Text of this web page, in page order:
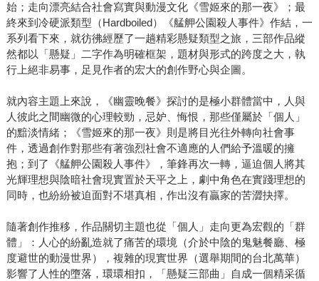
始；走向漂亮結合社會寫實與動漫文化《雪姬來的那一夜》；最
終來到冷硬派類型（Hardboiled）《艋舺公園殺人事件》作結，一
系列看下來，就彷彿經歷了一趟精彩懸疑類型之旅，三部作品縱
然都以「懸疑」二字作為明確框架，題材與形式的跨度之大，執
行上絕非易事，足見作者的宏大的創作野心與企圖。
就內容主題上來說，《幽靈晚餐》探討的是極小群體當中，人與
人彼此之間幽微的心理較勁，忌妒、悔恨，那些僅屬於「個人」
的黯淡情緒；《雪姬來的那一夜》則是將目光往外轉向社會事
件，透過創作對那些有著強烈社會不適應的人們給予溫暖的擁
抱；到了《艋舺公園殺人事件》，筆鋒再次一轉，逼迫個人將其
光輝理想與陰暗社會現實置於天平之上，劇中角色在實踐理想的
同時，也紛紛被迫面對不堪真相，作出沒有贏家的苦澀抉擇。
隨著創作推移，作品關切主題也從「個人」走向更為宏觀的「群
體」：人心的紛亂造就了痛苦的環境（介於中陰的鬼魅餐廳、極
度避世的動漫世界），複雜的現實世界（選舉期間的台北萬華）
影響了人性的墮落，環環相扣，「懸疑三部曲」自成一個精采循